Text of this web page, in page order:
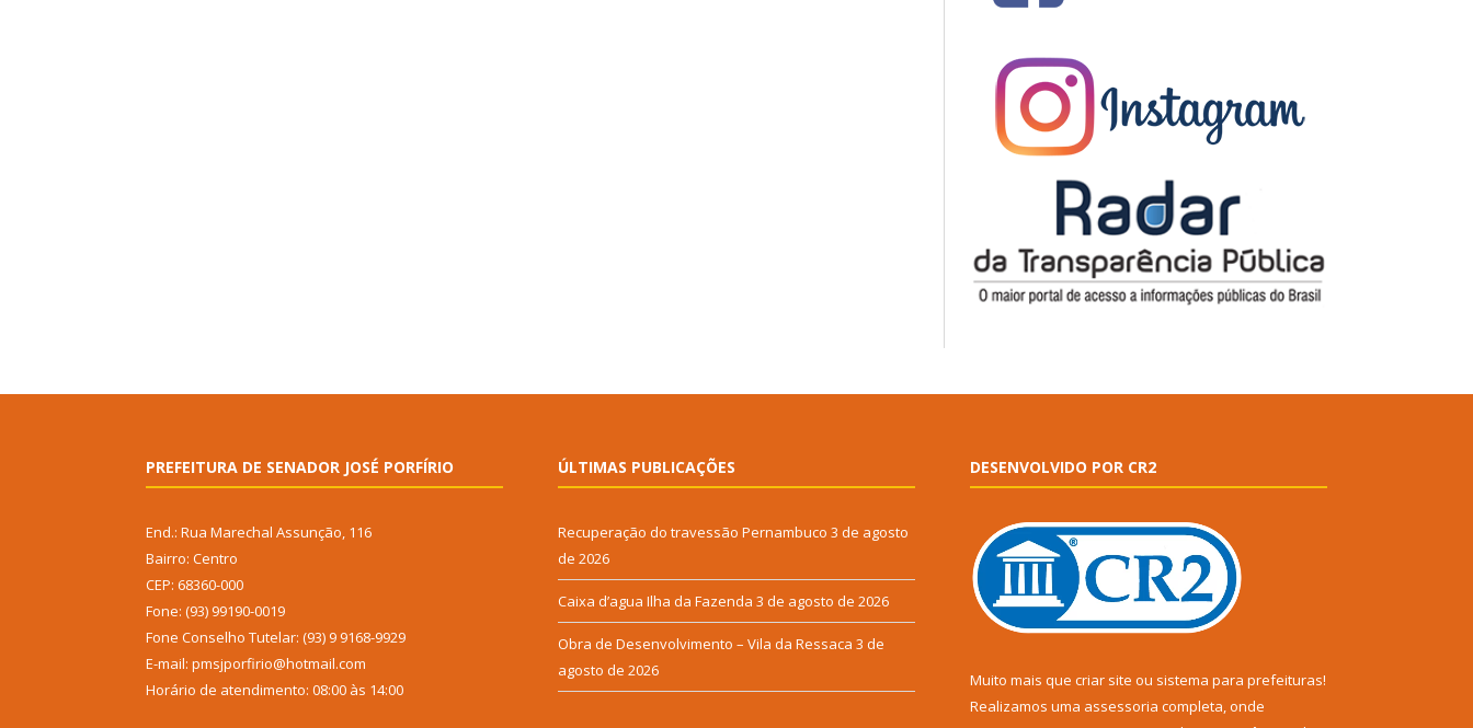
PREFEITURA DE SENADOR JOSÉ PORFÍRIO
End.: Rua Marechal Assunção, 116
Bairro: Centro
CEP: 68360-000
Fone: (93) 99190-0019
Fone Conselho Tutelar: (93) 9 9168-9929
E-mail: pmsjporfirio@hotmail.com
Horário de atendimento: 08:00 às 14:00
ÚLTIMAS PUBLICAÇÕES
Recuperação do travessão Pernambuco 3 de agosto
de 2026
Caixa d’agua Ilha da Fazenda 3 de agosto de 2026
Obra de Desenvolvimento – Vila da Ressaca 3 de
agosto de 2026
DESENVOLVIDO POR CR2
Muito mais que criar site ou sistema para prefeituras!
Realizamos uma assessoria completa, onde